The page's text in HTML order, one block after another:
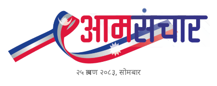
२५ श्रावण २०८३, सोमबार